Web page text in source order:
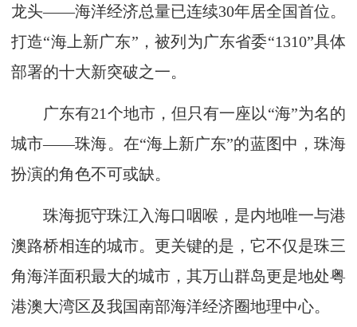
龙头——海洋经济总量已连续30年居全国首位。
打造“海上新广东”，被列为广东省委“1310”具体
部署的十大新突破之一。
广东有21个地市，但只有一座以“海”为名的
城市——珠海。在“海上新广东”的蓝图中，珠海
扮演的角色不可或缺。
珠海扼守珠江入海口咽喉，是内地唯一与港
澳路桥相连的城市。更关键的是，它不仅是珠三
角海洋面积最大的城市，其万山群岛更是地处粤
港澳大湾区及我国南部海洋经济圈地理中心。